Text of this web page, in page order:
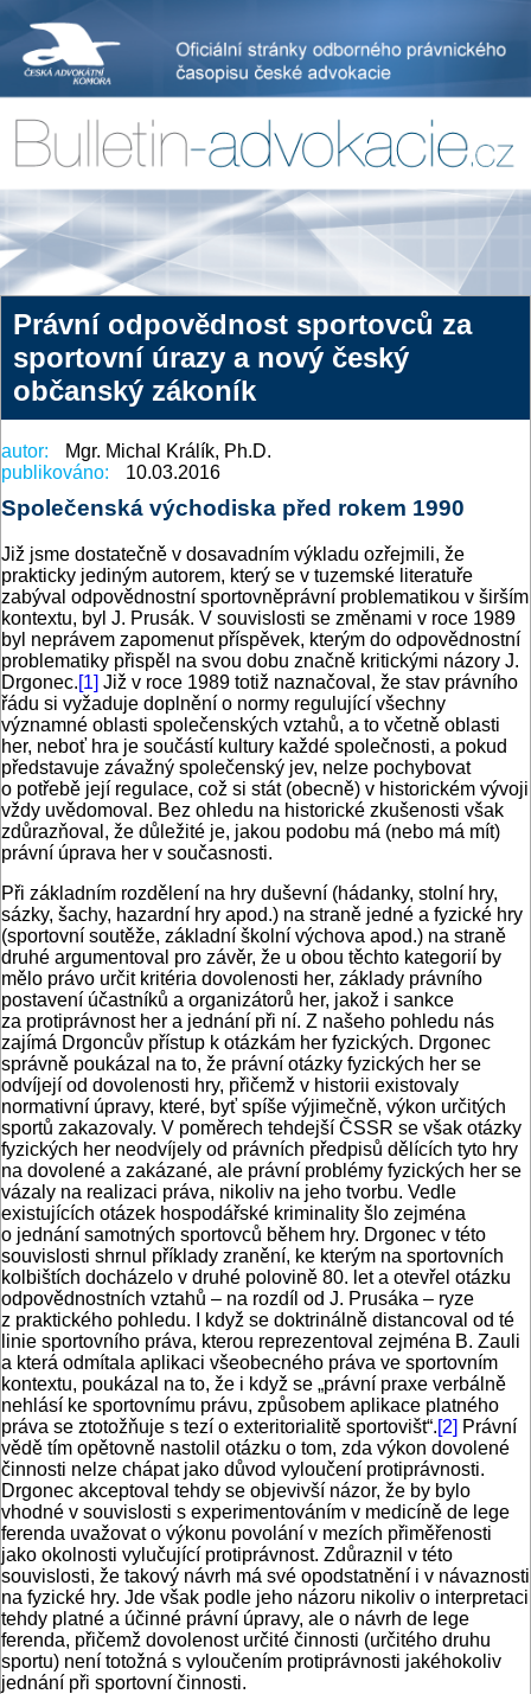
Právní odpovědnost sportovců za
sportovní úrazy a nový český
občanský zákoník
autor:
Mgr. Michal Králík, Ph.D.
publikováno:
10.03.2016
Společenská východiska před rokem 1990
Již jsme dostatečně v dosavadním výkladu ozřejmili, že
prakticky jediným autorem, který se v tuzemské literatuře
zabýval odpovědnostní sportovněprávní problematikou v širším
kontextu, byl J. Prusák. V souvislosti se změnami v roce 1989
byl neprávem zapomenut příspěvek, kterým do odpovědnostní
problematiky přispěl na svou dobu značně kritickými názory J.
Drgonec.[1] Již v roce 1989 totiž naznačoval, že stav právního
řádu si vyžaduje doplnění o normy regulující všechny
významné oblasti společenských vztahů, a to včetně oblasti
her, neboť hra je součástí kultury každé společnosti, a pokud
představuje závažný společenský jev, nelze pochybovat
o potřebě její regulace, což si stát (obecně) v historickém vývoji
vždy uvědomoval. Bez ohledu na historické zkušenosti však
zdůrazňoval, že důležité je, jakou podobu má (nebo má mít)
právní úprava her v současnosti.
Při základním rozdělení na hry duševní (hádanky, stolní hry,
sázky, šachy, hazardní hry apod.) na straně jedné a fyzické hry
(sportovní soutěže, základní školní výchova apod.) na straně
druhé argumentoval pro závěr, že u obou těchto kategorií by
mělo právo určit kritéria dovolenosti her, základy právního
postavení účastníků a organizátorů her, jakož i sankce
za protiprávnost her a jednání při ní. Z našeho pohledu nás
zajímá Drgoncův přístup k otázkám her fyzických. Drgonec
správně poukázal na to, že právní otázky fyzických her se
odvíjejí od dovolenosti hry, přičemž v historii existovaly
normativní úpravy, které, byť spíše výjimečně, výkon určitých
sportů zakazovaly. V poměrech tehdejší ČSSR se však otázky
fyzických her neodvíjely od právních předpisů dělících tyto hry
na dovolené a zakázané, ale právní problémy fyzických her se
vázaly na realizaci práva, nikoliv na jeho tvorbu. Vedle
existujících otázek hospodářské kriminality šlo zejména
o jednání samotných sportovců během hry. Drgonec v této
souvislosti shrnul příklady zranění, ke kterým na sportovních
kolbištích docházelo v druhé polovině 80. let a otevřel otázku
odpovědnostních vztahů – na rozdíl od J. Prusáka – ryze
z praktického pohledu. I když se doktrinálně distancoval od té
linie sportovního práva, kterou reprezentoval zejména B. Zauli
a která odmítala aplikaci všeobecného práva ve sportovním
kontextu, poukázal na to, že i když se „právní praxe verbálně
nehlásí ke sportovnímu právu, způsobem aplikace platného
práva se ztotožňuje s tezí o exteritorialitě sportovišt“.[2] Právní
vědě tím opětovně nastolil otázku o tom, zda výkon dovolené
činnosti nelze chápat jako důvod vyloučení protiprávnosti.
Drgonec akceptoval tehdy se objevivší názor, že by bylo
vhodné v souvislosti s experimentováním v medicíně de lege
ferenda uvažovat o výkonu povolání v mezích přiměřenosti
jako okolnosti vylučující protiprávnost. Zdůraznil v této
souvislosti, že takový návrh má své opodstatnění i v návaznosti
na fyzické hry. Jde však podle jeho názoru nikoliv o interpretaci
tehdy platné a účinné právní úpravy, ale o návrh de lege
ferenda, přičemž dovolenost určité činnosti (určitého druhu
sportu) není totožná s vyloučením protiprávnosti jakéhokoliv
jednání při sportovní činnosti.